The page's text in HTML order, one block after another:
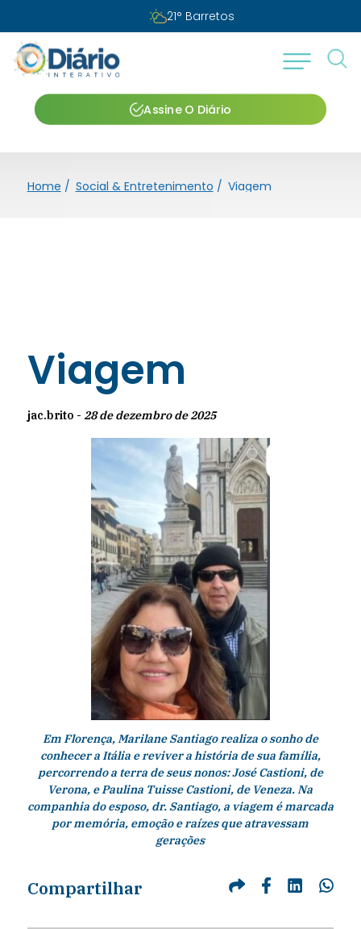
21° Barretos
Assine O Diário
Home / Social & Entretenimento / Viagem
Viagem
jac.brito - 28 de dezembro de 2025
Em Florença, Marilane Santiago realiza o sonho de
conhecer a Itália e reviver a história de sua família,
percorrendo a terra de seus nonos: José Castioni, de
Verona, e Paulina Tuisse Castioni, de Veneza. Na
companhia do esposo, dr. Santiago, a viagem é marcada
por memória, emoção e raízes que atravessam
gerações
Compartilhar